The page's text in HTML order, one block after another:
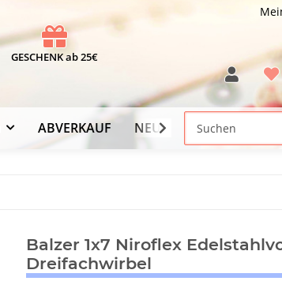
GESCHENK ab 25€
ABVERKAUF NEU Versand-Info
Balzer 1x7 Niroflex
Dreifachwirbel